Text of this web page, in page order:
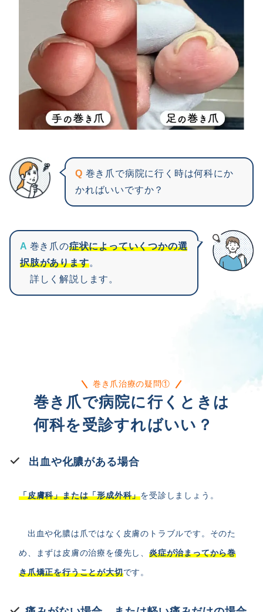
Q 巻き爪で病院に行く時は何科にか
かればいいですか？
A 巻き爪の症状によっていくつかの選
択肢があります。
詳しく解説します。
巻き爪治療の疑問①
巻き爪で病院に行くときは
何科を受診すればいい？
出血や化膿がある場合
「皮膚科」または「形成外科」を受診しましょう。
出血や化膿は爪ではなく皮膚のトラブルです。そのた
め、まずは皮膚の治療を優先し、炎症が治まってから巻
き爪矯正を行うことが大切です。